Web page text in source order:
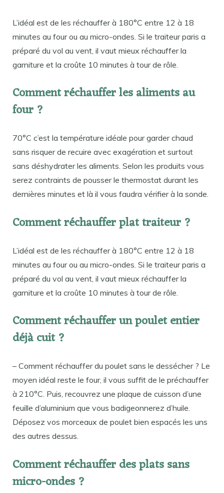
L’idéal est de les réchauffer à 180°C entre 12 à 18
minutes au four ou au micro-ondes. Si le traiteur paris a
préparé du vol au vent, il vaut mieux réchauffer la
garniture et la croûte 10 minutes à tour de rôle.
Comment réchauffer les aliments au
four ?
70°C c’est la température idéale pour garder chaud
sans risquer de recuire avec exagération et surtout
sans déshydrater les aliments. Selon les produits vous
serez contraints de pousser le thermostat durant les
dernières minutes et là il vous faudra vérifier à la sonde.
Comment réchauffer plat traiteur ?
L’idéal est de les réchauffer à 180°C entre 12 à 18
minutes au four ou au micro-ondes. Si le traiteur paris a
préparé du vol au vent, il vaut mieux réchauffer la
garniture et la croûte 10 minutes à tour de rôle.
Comment réchauffer un poulet entier
déjà cuit ?
– Comment réchauffer du poulet sans le dessécher ? Le
moyen idéal reste le four, il vous suffit de le préchauffer
à 210°C. Puis, recouvrez une plaque de cuisson d’une
feuille d’aluminium que vous badigeonnerez d’huile.
Déposez vos morceaux de poulet bien espacés les uns
des autres dessus.
Comment réchauffer des plats sans
micro-ondes ?